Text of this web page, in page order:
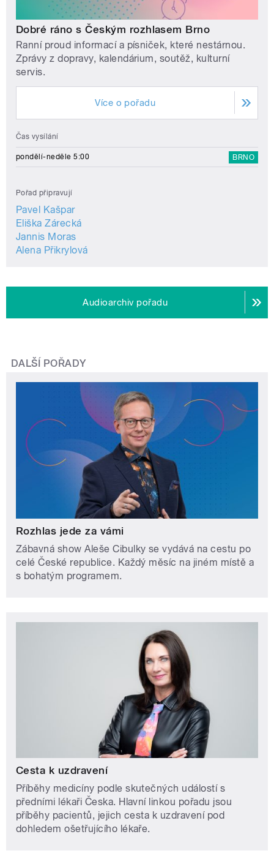
Dobré ráno s Českým rozhlasem Brno
Ranní proud informací a písniček, které nestárnou.
Zprávy z dopravy, kalendárium, soutěž, kulturní
servis.
Více o pořadu
Čas vysílání
pondělí-neděle 5:00 BRNO
Pořad připravují
Pavel Kašpar
Eliška Zárecká
Jannis Moras
Alena Přikrylová
Audioarchiv pořadu
DALŠÍ POŘADY
Rozhlas jede za vámi
Zábavná show Aleše Cibulky se vydává na cestu po
celé České republice. Každý měsíc na jiném místě a
s bohatým programem.
Cesta k uzdravení
Příběhy medicíny podle skutečných událostí s
předními lékaři Česka. Hlavní linkou pořadu jsou
příběhy pacientů, jejich cesta k uzdravení pod
dohledem ošetřujícího lékaře.